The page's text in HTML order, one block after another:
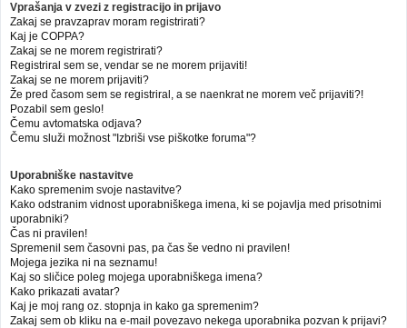
Vprašanja v zvezi z registracijo in prijavo
Zakaj se pravzaprav moram registrirati?
Kaj je COPPA?
Zakaj se ne morem registrirati?
Registriral sem se, vendar se ne morem prijaviti!
Zakaj se ne morem prijaviti?
Že pred časom sem se registriral, a se naenkrat ne morem več prijaviti?!
Pozabil sem geslo!
Čemu avtomatska odjava?
Čemu služi možnost "Izbriši vse piškotke foruma"?
Uporabniške nastavitve
Kako spremenim svoje nastavitve?
Kako odstranim vidnost uporabniškega imena, ki se pojavlja med prisotnimi
uporabniki?
Čas ni pravilen!
Spremenil sem časovni pas, pa čas še vedno ni pravilen!
Mojega jezika ni na seznamu!
Kaj so sličice poleg mojega uporabniškega imena?
Kako prikazati avatar?
Kaj je moj rang oz. stopnja in kako ga spremenim?
Zakaj sem ob kliku na e-mail povezavo nekega uporabnika pozvan k prijavi?